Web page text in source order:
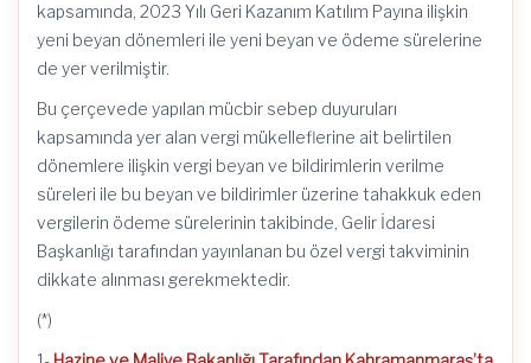
kapsamında, 2023 Yılı Geri Kazanım Katılım Payına ilişkin
yeni beyan dönemleri ile yeni beyan ve ödeme sürelerine
de yer verilmiştir.
Bu çerçevede yapılan mücbir sebep duyuruları
kapsamında yer alan vergi mükelleflerine ait belirtilen
dönemlere ilişkin vergi beyan ve bildirimlerin verilme
süreleri ile bu beyan ve bildirimler üzerine tahakkuk eden
vergilerin ödeme sürelerinin takibinde, Gelir İdaresi
Başkanlığı tarafından yayınlanan bu özel vergi takviminin
dikkate alınması gerekmektedir.
(*)